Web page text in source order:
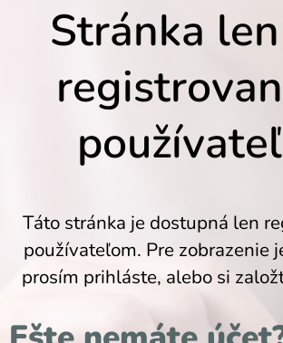
Stránka
Táto stránka je dostupná len
používateľom. Pre zobrazenie
prosím prihláste, alebo si